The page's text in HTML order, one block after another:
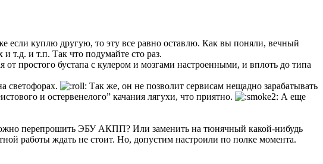
если куплю другую, то эту все равно оставлю. Как вы поняли, вечный
т.д. и т.п. Так что подумайте сто раз.
простого бустапа с кулером и мозгами настроенными, и вплоть до типа
светофорах.
Так же, он не позволит сервисам нещадно зарабатывать
и остервенелого” качания лягухи, что приятно.
А еще
перепрошить ЭБУ АКПП? Или заменить на тюнячный какой-нибудь
работы ждать не стоит. Но, допустим настроили по полке момента.